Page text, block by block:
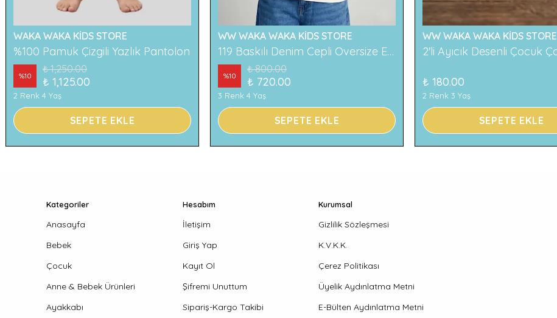
WAKA WAKA KİDS STORE
%100 Pamuk Çizgili Yazlık Pantolon
%10
₺ 1,250.00
₺ 1,125.00
2 Renk 4 Yaş
SEPETE EKLE
WW WAKA WAKA KİDS STORE
119 Baskılı Denim Cepli Oversize Erkek Çocuk Tişört
%10
₺ 800.00
₺ 720.00
3 Renk 4 Yaş
SEPETE EKLE
WW WAKA WAKA KİDS STORE
₺ 180.00
2 Renk 3 Yaş
SEPETE EKLE
Kategoriler
Anasayfa
Bebek
Çocuk
Anne & Bebek Ürünleri
Ayakkabı
Hesabım
İletişim
Giriş Yap
Kayıt Ol
Şifremi Unuttum
Sipariş-Kargo Takibi
Kurumsal
Gizlilik Sözleşmesi
K.V.K.K.
Çerez Politikası
Üyelik Aydınlatma Metni
E-Bülten Aydınlatma Metni